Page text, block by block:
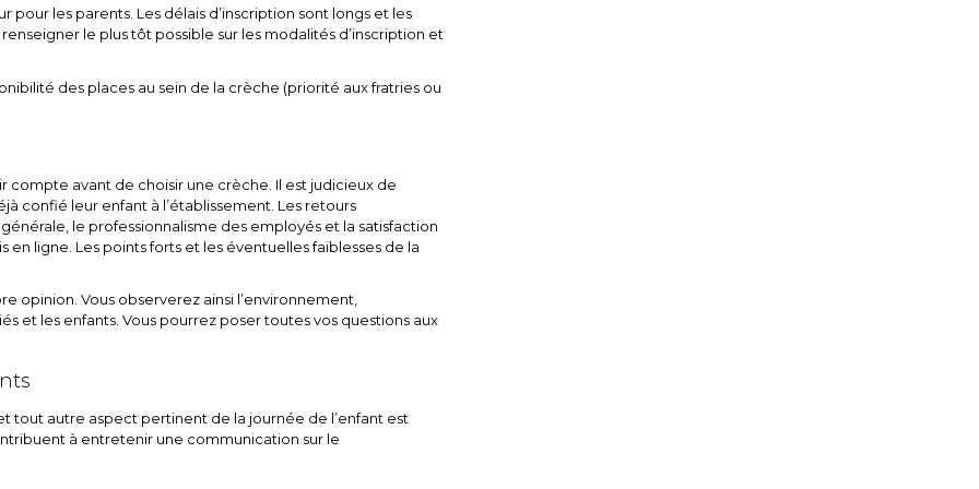
les parents. Les délais d’inscription sont longs et les
le plus tôt possible sur les modalités d’inscription et
des places au sein de la crèche (priorité aux fratries ou
compte avant de choisir une crèche. Il est judicieux de
confié leur enfant à l’établissement. Les retours
le professionnalisme des employés et la satisfaction
en ligne. Les points forts et les éventuelles faiblesses de la
opinion. Vous observerez ainsi l’environnement,
et les enfants. Vous pourrez poser toutes vos questions aux
tout autre aspect pertinent de la journée de l’enfant est
à entretenir une communication sur le